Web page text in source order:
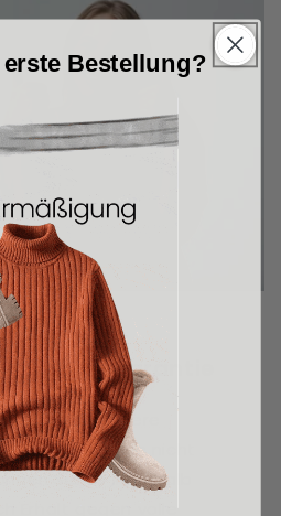
zurück-Garantie
dass Sie unsere
Wenn Sie nicht
Sie es innerhalb
Bestellung?